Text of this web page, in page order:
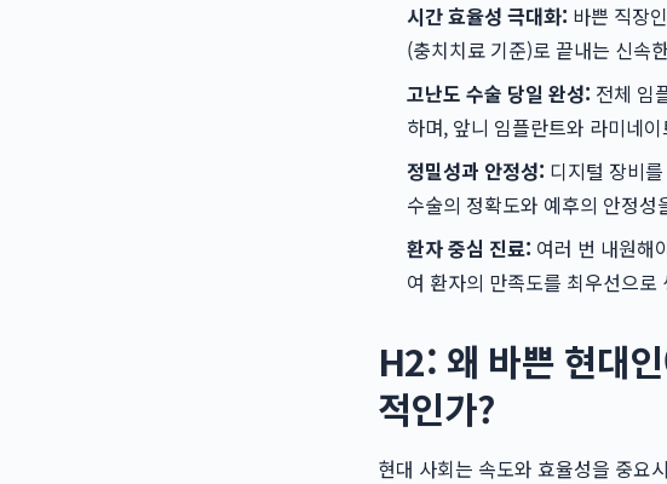
시간 효율성 극대화: 바쁜 직장
(충치치료 기준)로 끝내는 신속
고난도 수술 당일 완성: 전체 임
하며, 앞니 임플란트와 라미네
정밀성과 안정성: 디지털 장비
수술의 정확도와 예후의 안정성
환자 중심 진료: 여러 번 내원해
여 환자의 만족도를 최우선으로
H2: 왜 바쁜 현대
적인가?
현대 사회는 속도와 효율성을 중요